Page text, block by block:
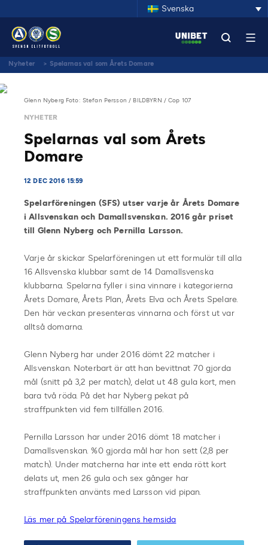
Svenska
Nyheter > Spelarnas val som Årets Domare
Glenn Nyberg Foto: Stefan Persson / BILDBYRN / Cop 107
NYHETER
Spelarnas val som Årets
Domare
12 DEC 2016 15:59
Spelarföreningen (SFS) utser varje år Årets Domare
i Allsvenskan och Damallsvenskan. 2016 går priset
till Glenn Nyberg och Pernilla Larsson.
Varje år skickar Spelarföreningen ut ett formulär till alla
16 Allsvenska klubbar samt de 14 Damallsvenska
klubbarna. Spelarna fyller i sina vinnare i kategorierna
Årets Domare, Årets Plan, Årets Elva och Årets Spelare.
Den här veckan presenteras vinnarna och först ut var
alltså domarna.
Glenn Nyberg har under 2016 dömt 22 matcher i
Allsvenskan. Noterbart är att han bevittnat 70 gjorda
mål (snitt på 3,2 per match), delat ut 48 gula kort, men
bara två röda. På det har Nyberg pekat på
straffpunkten vid fem tillfällen 2016.
Pernilla Larsson har under 2016 dömt 18 matcher i
Damallsvenskan. %0 gjorda mål har hon sett (2,8 per
match). Under matcherna har inte ett enda rött kort
delats ut, men 26 gula och sex gånger har
straffpunkten använts med Larsson vid pipan.
Läs mer på Spelarföreningens hemsida